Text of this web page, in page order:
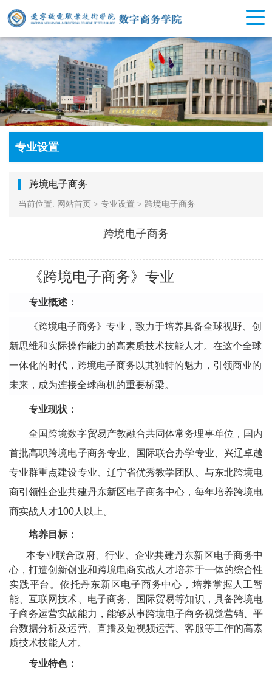
专业设置
跨境电子商务
当前位置: 网站首页 > 专业设置 > 跨境电子商务
跨境电子商务
《跨境电子商务》专业
专业概述：
《跨境电子商务》专业，致力于培养具备全球视野、创
新思维和实际操作能力的高素质技术技能人才。在这个全球
一体化的时代，跨境电子商务以其独特的魅力，引领商业的
未来，成为连接全球商机的重要桥梁。
专业现状：
全国跨境数字贸易产教融合共同体常务理事单位，国内
首批高职跨境电子商务专业、国际联合办学专业、兴辽卓越
专业群重点建设专业、辽宁省优秀教学团队、与东北跨境电
商引领性企业共建丹东新区电子商务中心，每年培养跨境电
商实战人才100 人以上。
培养目标：
本专业联合政府、行业、企业共建丹东新区电子商务中
心，打造创新创业和跨境电商实战人才培养于一体的综合性
实践平台。依托丹东新区电子商务中心，培养掌握人工智
能、互联网技术、电子商务、国际贸易等知识，具备跨境电
子商务运营实战能力，能够从事跨境电子商务视觉营销、平
台数据分析及运营、直播及短视频运营、客服等工作的高素
质技术技能人才。
专业特色：